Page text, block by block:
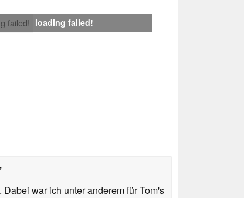
failed! loading failed!
war ich unter anderem für Tom's